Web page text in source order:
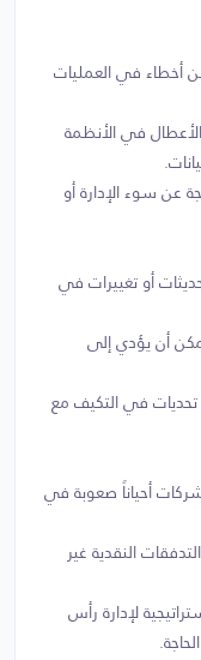
أخطاء في العمليات
في الأنظمة
عن سوء الإدارة أو
أو تغييرات في
أن يؤدي إلى
تحديات في التكيف مع
أحياناً صعوبة في
النقدية غير
لإدارة رأس